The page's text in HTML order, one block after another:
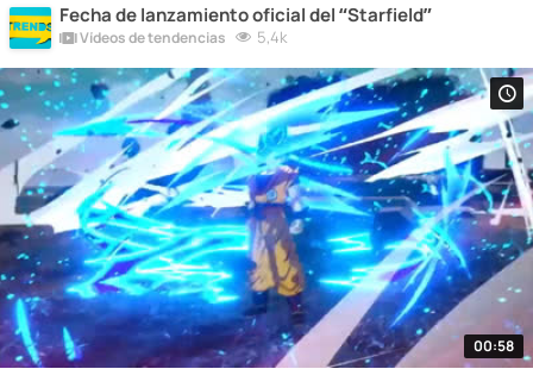
Fecha de lanzamiento oficial del “Starfield”
Vídeos de tendencias 5,4k
00:58